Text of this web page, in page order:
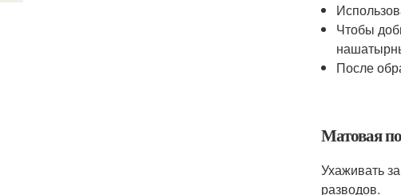
Чтобы
После
Матовая
Ухаживать
разводов.